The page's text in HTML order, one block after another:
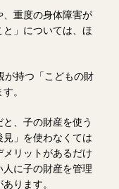
、重度の身体障害が
」については、ほ
が持つ「こどもの財
。
、子の財産を使う
」を使わなくては
リットがあるだけ
に子の財産を管理
ります。